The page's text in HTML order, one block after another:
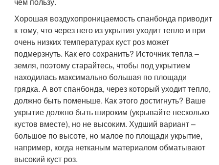
Хорошая воздухопроницаемость спанбонда приводит
к тому, что через него из укрытия уходит тепло и при
очень низких температурах куст роз может
подмерзнуть. Как его сохранить? Источник тепла –
земля, поэтому старайтесь, чтобы под укрытием
находилась максимально большая по площади
грядка. А вот спанбонда, через который уходит тепло,
должно быть поменьше. Как этого достигнуть? Ваше
укрытие должно быть широким (укрывайте несколько
кустов вместе), но не высоким. Худший вариант –
большое по высоте, но малое по площади укрытие,
например, когда нетканым материалом обматывают
высокий куст роз.